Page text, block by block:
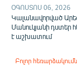
ՕԳՈՍՏՈՍ 06, 2026
Կալանավորված
Մանուկյանի դստեր
է աշխատում
Բոլոր